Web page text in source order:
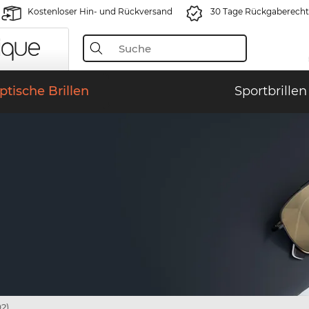
Kostenloser Hin- und Rückversand 30 Tage Rückgaberecht
Brillen Sportbrillen